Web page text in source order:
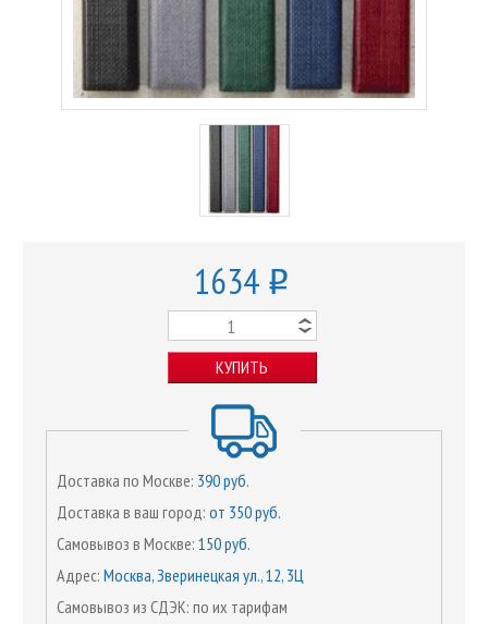
1634 o
КУПИТЬ
Доставка по Москве: 390 руб.
Доставка в ваш город: от 350 руб.
Самовывоз в Москве: 150 руб.
Адрес: Москва, Зверинецкая ул., 12, 3Ц
Самовывоз из СДЭК: по их тарифам